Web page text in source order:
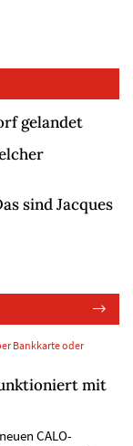
gelandet
sind Jacques
Bankkarte oder
mit
CALO-